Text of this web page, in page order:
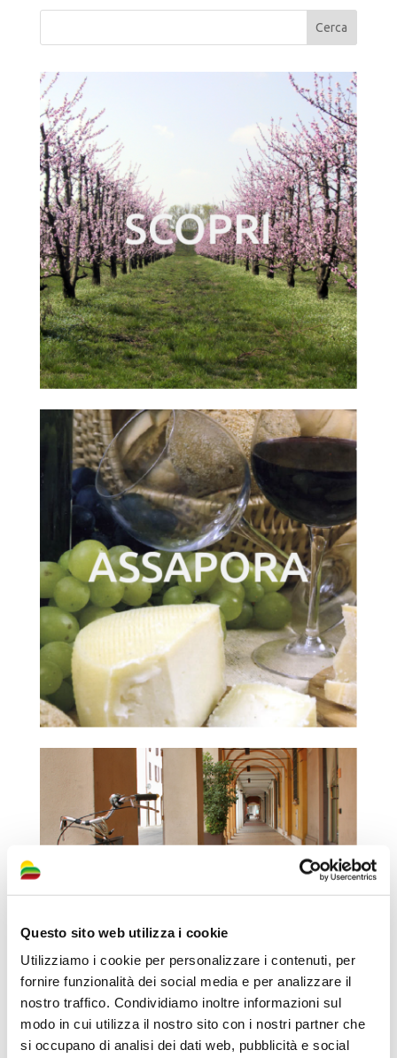
Questo sito web utilizza i cookie
Utilizziamo i cookie per personalizzare i contenuti, per
fornire funzionalità dei social media e per analizzare il
nostro traffico. Condividiamo inoltre informazioni sul
modo in cui utilizza il nostro sito con i nostri partner che
si occupano di analisi dei dati web, pubblicità e social